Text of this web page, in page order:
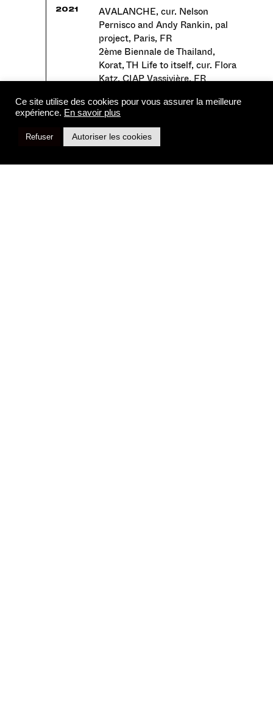
2021
AVALANCHE, cur. Nelson
Pernisco and Andy Rankin, pal
project, Paris, FR
2ème Biennale de Thailand,
Korat, TH Life to itself, cur. Flora
Katz, CIAP Vassivière, FR
Sharp, Fondation Carmignac, FR
La Vitrine, FRAC ile de France,
FR
A sunless future?, Mor
Ce site utilise des cookies pour vous assurer la meilleure
expérience. En savoir plus
Refuser Autoriser les cookies